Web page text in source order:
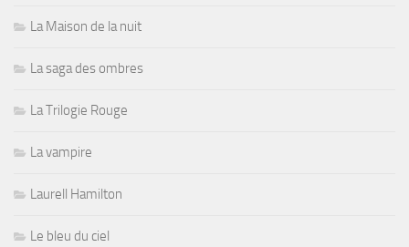
La Maison de la nuit
La saga des ombres
La Trilogie Rouge
La vampire
Laurell Hamilton
Le bleu du ciel